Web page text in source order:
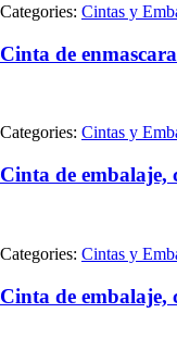
Categories: Cintas y
Cinta de
Categories: Cintas y
Cinta de embalaje,
Categories: Cintas y
Cinta de